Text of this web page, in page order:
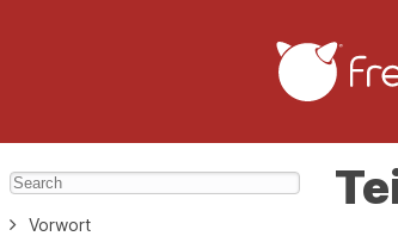
Vorwort